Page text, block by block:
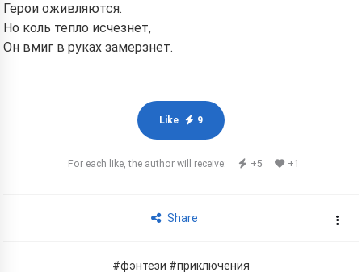
Герои оживляются.
Но коль тепло исчезнет,
Он вмиг в руках замерзнет.
Like 9
For each like, the author will receive: +5 +1
Share
#фэнтези #приключения